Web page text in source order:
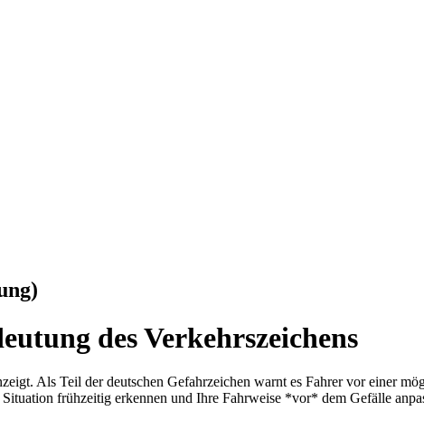
des Verkehrszeichens
Als Teil der deutschen Gefahrzeichen warnt es Fahrer vor einer
frühzeitig erkennen und Ihre Fahrweise *vor* dem Gefälle